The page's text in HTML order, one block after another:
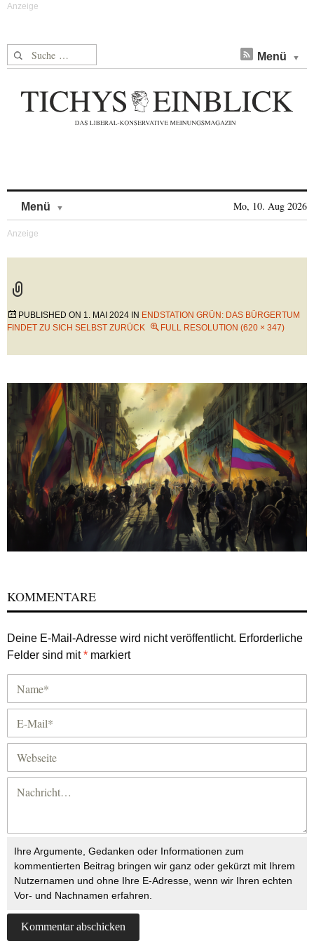
Suche nach: Menü
Menü Mo, 10. Aug 2026
PUBLISHED ON 1. MAI 2024 IN ENDSTATION GRÜN: DAS BÜRGERTUM
FINDET ZU SICH SELBST ZURÜCK
FULL RESOLUTION (620 × 347)
KOMMENTARE
Deine E-Mail-Adresse wird nicht veröffentlicht. Erforderliche
Felder sind mit* markiert
Ihre Argumente, Gedanken oder Informationen zum
kommentierten Beitrag bringen wir ganz oder gekürzt mit Ihrem
Nutzernamen und ohne Ihre E-Adresse, wenn wir Ihren echten
Vor- und Nachnamen erfahren.